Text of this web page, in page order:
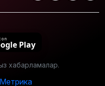
on
Play
хабарламалар.